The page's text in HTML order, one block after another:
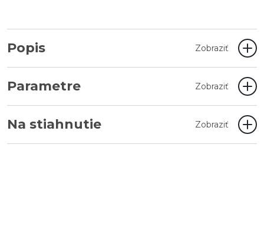
Popis Zobraziť
Parametre Zobraziť
Na stiahnutie Zobraziť